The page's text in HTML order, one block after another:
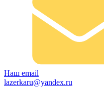
Наш email
lazerkaru@yandex.ru